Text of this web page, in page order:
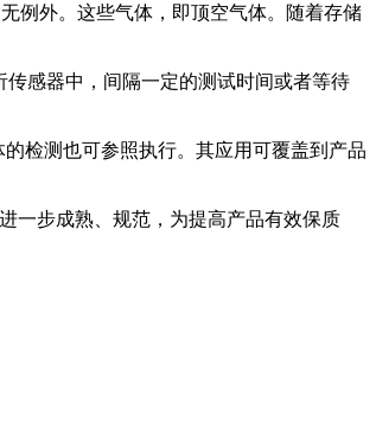
例外。这些气体，即顶空气体。随着存储
感器中，间隔一定的测试时间或者等待
检测也可参照执行。其应用可覆盖到产品
一步成熟、规范，为提高产品有效保质